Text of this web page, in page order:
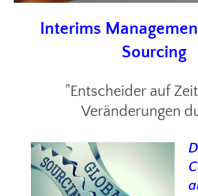
Interims
Sourcing
"Entscheider auf
Veränderungen